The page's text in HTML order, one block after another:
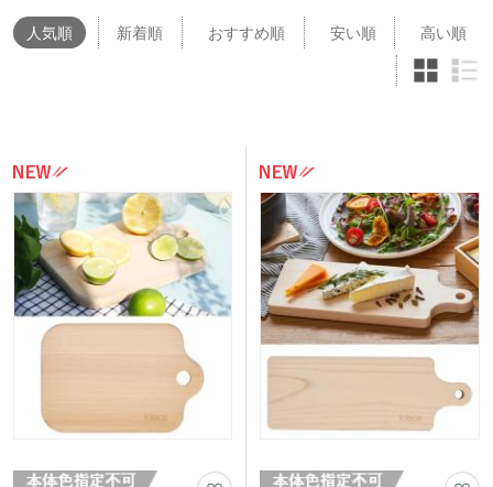
人気順 新着順 おすすめ順 安い順 高い順